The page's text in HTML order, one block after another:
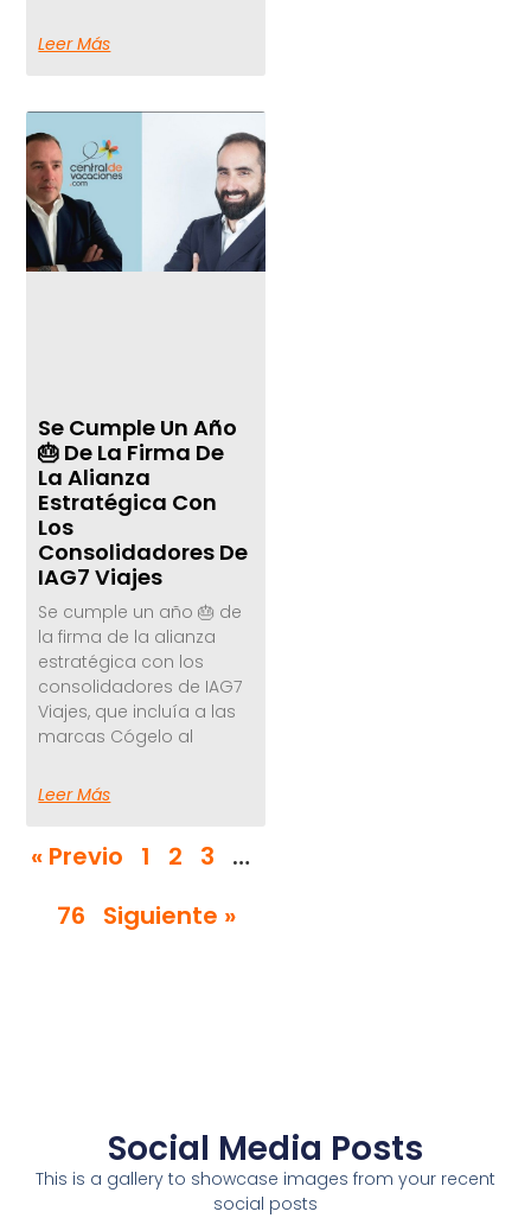
Leer Más
Se Cumple Un Año
🎂 De La Firma De
La Alianza
Estratégica Con
Los
Consolidadores De
IAG7 Viajes
Se cumple un año 🎂 de
la firma de la alianza
estratégica con los
consolidadores de IAG7
Viajes, que incluía a las
marcas Cógelo al
Leer Más
« Previo 1 2 3
…
76
Siguiente »
Social Media Posts
This is a gallery to showcase images from your recent
social posts